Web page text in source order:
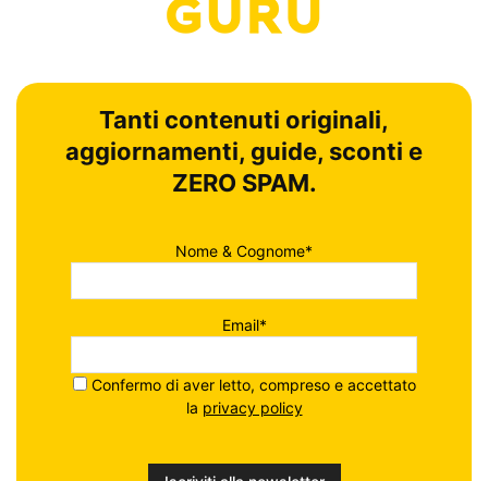
Tanti contenuti originali,
aggiornamenti, guide, sconti e
ZERO SPAM.
Nome & Cognome*
Email*
Confermo di aver letto, compreso e accettato
la privacy policy